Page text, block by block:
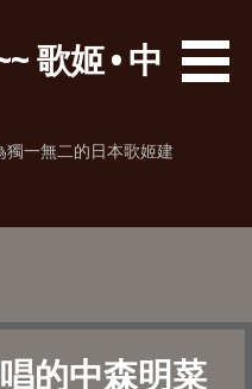
歌姬 • 中
一無二的日本歌姬建
的中森明菜